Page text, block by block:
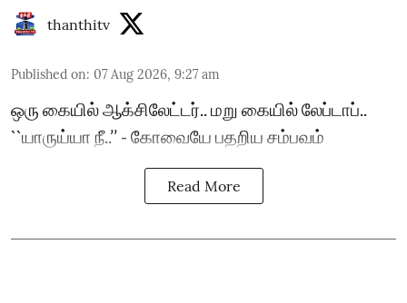
thanthitv
Published on: 07 Aug 2026, 9:27 am
ஒரு கையில் ஆக்சிலேட்டர்.. மறு கையில் லேப்டாப்..
``யாருய்யா நீ..’’ - கோவையே பதறிய சம்பவம்
Read More